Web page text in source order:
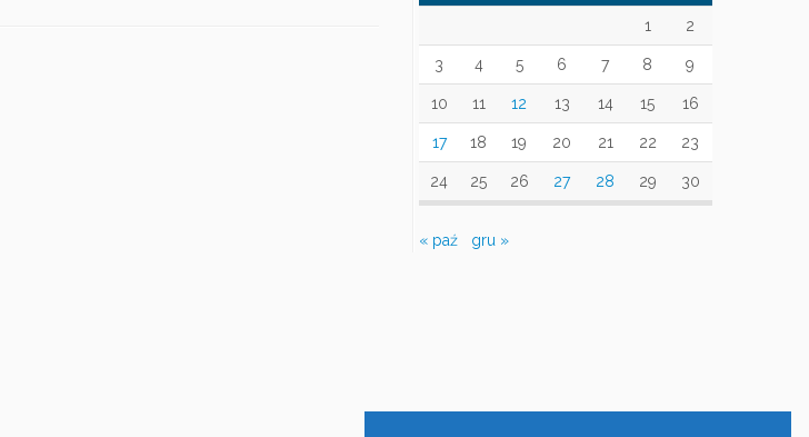
1 2
3 4 5 6 7 8 9
10 11 12 13 14 15 16
17 18 19 20 21 22 23
24 25 26 27 28 29 30
« paź gru »